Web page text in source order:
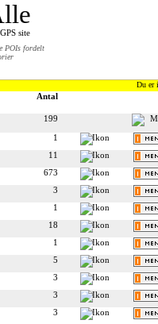
POIs fordelt
site
Du er
Antal
199
1
11
673
3
1
18
1
5
3
3
3